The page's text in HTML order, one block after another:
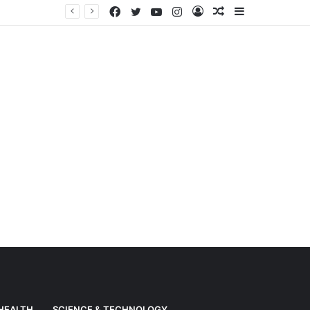
Random
Log
Instagram
YouTube
Twitter
Facebook